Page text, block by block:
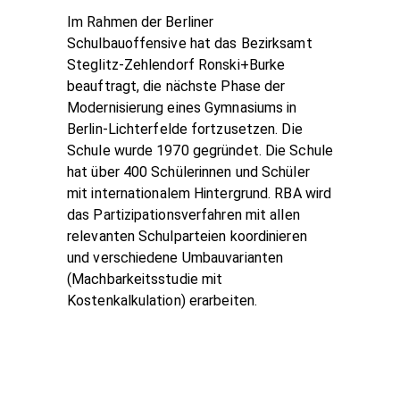
Im Rahmen der Berliner
Schulbauoffensive hat das Bezirksamt
Steglitz-Zehlendorf Ronski+Burke
beauftragt, die nächste Phase der
Modernisierung eines Gymnasiums in
Berlin-Lichterfelde fortzusetzen. Die
Schule wurde 1970 gegründet. Die Schule
hat über 400 Schülerinnen und Schüler
mit internationalem Hintergrund. RBA wird
das Partizipationsverfahren mit allen
relevanten Schulparteien koordinieren
und verschiedene Umbauvarianten
(Machbarkeitsstudie mit
Kostenkalkulation) erarbeiten.